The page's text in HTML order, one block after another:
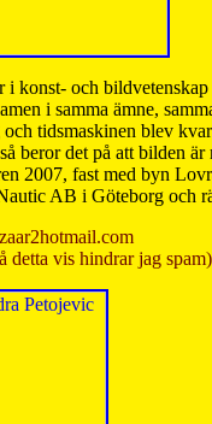
och
i samma ämne,
tidsmaskinen blev
beror det på att bilden
2007, fast med byn
AB i Göteborg och
detta vis hindrar jag spam)